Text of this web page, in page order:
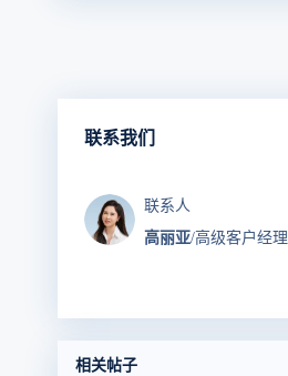
联系我们
联系人
高丽亚/高级客户经理
相关帖子